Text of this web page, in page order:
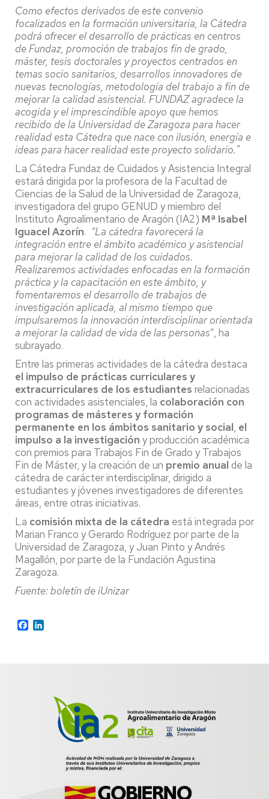
Como efectos derivados de este convenio
focalizados en la formación universitaria, la Cátedra
podrá ofrecer el desarrollo de prácticas en centros
de Fundaz, promoción de trabajos fin de grado,
máster, tesis doctorales y proyectos centrados en
temas socio sanitarios, desarrollos innovadores de
nuevas tecnologías, metodología del trabajo a fin de
mejorar la calidad asistencial. FUNDAZ agradece la
acogida y el imprescindible apoyo que hemos
recibido de la Universidad de Zaragoza para hacer
realidad esta Cátedra que nace con ilusión, energía e
ideas para hacer realidad este proyecto solidario."
La Cátedra Fundaz de Cuidados y Asistencia Integral
estará dirigida por la profesora de la Facultad de
Ciencias de la Salud de la Universidad de Zaragoza,
investigadora del grupo GENUD y miembro del
Instituto Agroalimentario de Aragón (IA2) Mª Isabel
Iguacel Azorín. “La cátedra favorecerá la
integración entre el ámbito académico y asistencial
para mejorar la calidad de los cuidados.
Realizaremos actividades enfocadas en la formación
práctica y la capacitación en este ámbito, y
fomentaremos el desarrollo de trabajos de
investigación aplicada, al mismo tiempo que
impulsaremos la innovación interdisciplinar orientada
a mejorar la calidad de vida de las personas”, ha
subrayado.
Entre las primeras actividades de la cátedra destaca
el impulso de prácticas curriculares y
extracurriculares de los estudiantes relacionadas
con actividades asistenciales, la colaboración con
programas de másteres y formación
permanente en los ámbitos sanitario y social, el
impulso a la investigación y producción académica
con premios para Trabajos Fin de Grado y Trabajos
Fin de Máster, y la creación de un premio anual de la
cátedra de carácter interdisciplinar, dirigido a
estudiantes y jóvenes investigadores de diferentes
áreas, entre otras iniciativas.
La comisión mixta de la cátedra está integrada por
Marian Franco y Gerardo Rodríguez por parte de la
Universidad de Zaragoza, y Juan Pinto y Andrés
Magallón, por parte de la Fundación Agustina
Zaragoza.
Fuente: boletín de iUnizar
Facebook